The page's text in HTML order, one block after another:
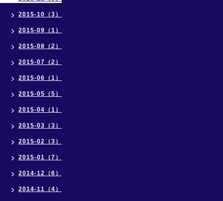
2015-10（3）
2015-09（1）
2015-08（2）
2015-07（2）
2015-06（1）
2015-05（5）
2015-04（1）
2015-03（3）
2015-02（3）
2015-01（7）
2014-12（6）
2014-11（4）